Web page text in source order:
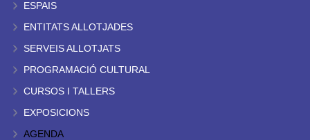
ESPAIS
ENTITATS ALLOTJADES
SERVEIS ALLOTJATS
PROGRAMACIÓ CULTURAL
CURSOS I TALLERS
EXPOSICIONS
AGENDA